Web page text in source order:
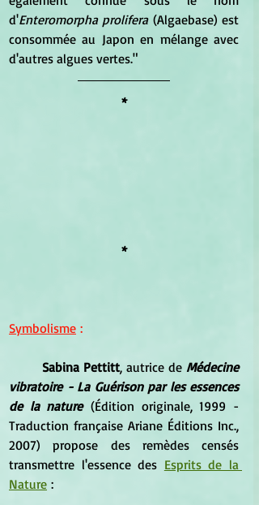
d'Enteromorpha prolifera (Algaebase) est
consommée au Japon en mélange avec
d'autres algues vertes."
*
*
Symbolisme :
	Sabina Pettitt
, autrice de Médecine
vibratoire - La Guérison par les essences
de la nature (Édition originale, 1999 -
Traduction française Ariane Éditions Inc.,
2007) propose des remèdes censés
transmettre l'essence des Esprits de la
Nature :